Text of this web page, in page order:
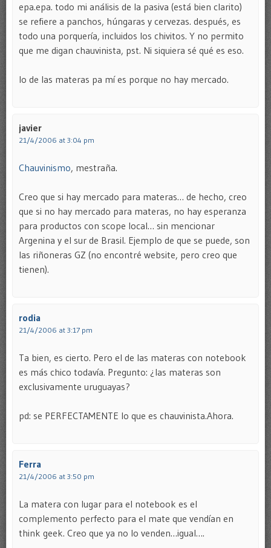
epa.epa. todo mi análisis de la pasiva (está bien clarito)
se refiere a panchos, húngaras y cervezas. después, es
todo una porquería, incluidos los chivitos. Y no permito
que me digan chauvinista, pst. Ni siquiera sé qué es eso.
lo de las materas pa mí es porque no hay mercado.
javier
21/4/2006 at 3:04 pm
Chauvinismo, mestraña.
Creo que si hay mercado para materas… de hecho, creo
que si no hay mercado para materas, no hay esperanza
para productos con scope local… sin mencionar
Argenina y el sur de Brasil. Ejemplo de que se puede, son
las riñoneras GZ (no encontré website, pero creo que
tienen).
rodia
21/4/2006 at 3:17 pm
Ta bien, es cierto. Pero el de las materas con notebook
es más chico todavía. Pregunto: ¿las materas son
exclusivamente uruguayas?
pd: se PERFECTAMENTE lo que es chauvinista.Ahora.
Ferra
21/4/2006 at 3:50 pm
La matera con lugar para el notebook es el
complemento perfecto para el mate que vendían en
think geek. Creo que ya no lo venden…igual….